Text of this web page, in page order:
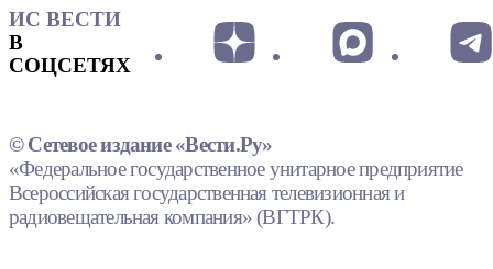
ИС ВЕСТИ
В
СОЦСЕТЯХ
© Сетевое издание «Вести.Ру»
«Федеральное государственное унитарное предприятие
Всероссийская государственная телевизионная и
радиовещательная компания» (ВГТРК).